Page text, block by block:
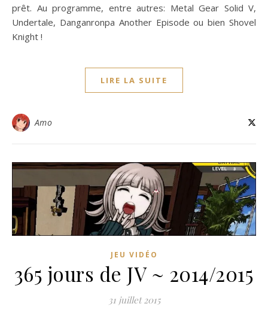
prêt. Au programme, entre autres: Metal Gear Solid V,
Undertale, Danganronpa Another Episode ou bien Shovel
Knight !
LIRE LA SUITE
Amo
JEU VIDÉO
365 jours de JV ~ 2014/2015
31 juillet 2015